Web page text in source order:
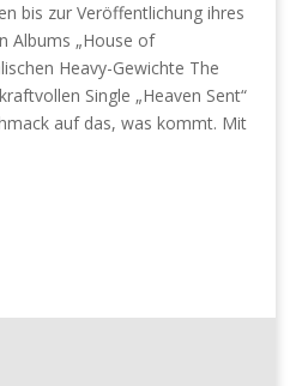
bis zur Veröffentlichung ihres
Albums „House of
Heavy-Gewichte The
Single „Heaven Sent“
auf das, was kommt. Mit